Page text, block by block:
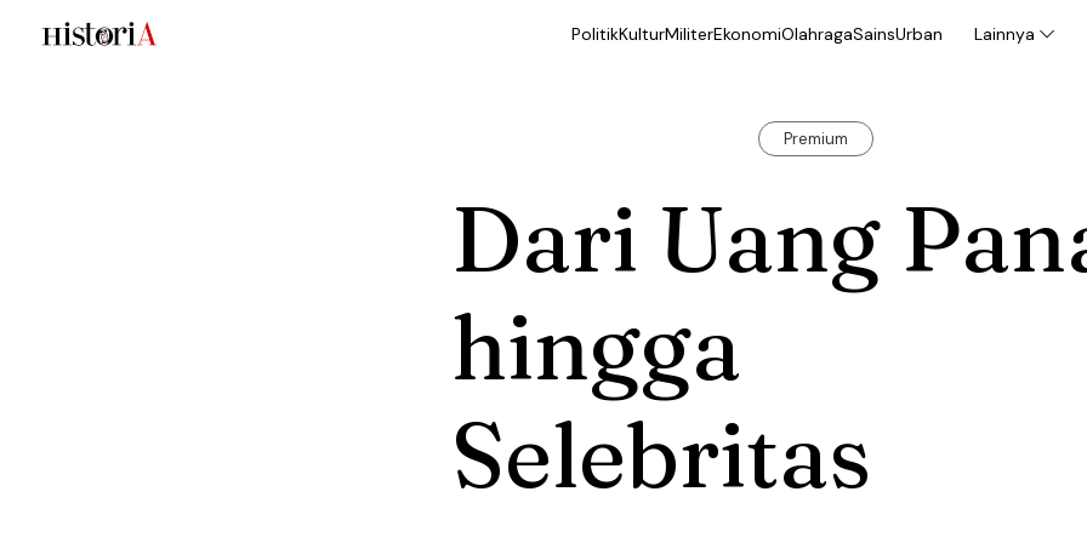
PolitikKulturMiliterEkonomiOlahragaSainsUrban Lainnya
Premium
Dari Uang
hingga
Selebritas